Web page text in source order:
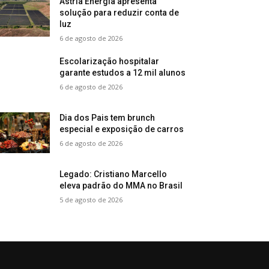
solução para reduzir conta de
luz
6 de agosto de 2026
Escolarização hospitalar
garante estudos a 12 mil alunos
6 de agosto de 2026
Dia dos Pais tem brunch
especial e exposição de carros
6 de agosto de 2026
Legado: Cristiano Marcello
eleva padrão do MMA no Brasil
5 de agosto de 2026